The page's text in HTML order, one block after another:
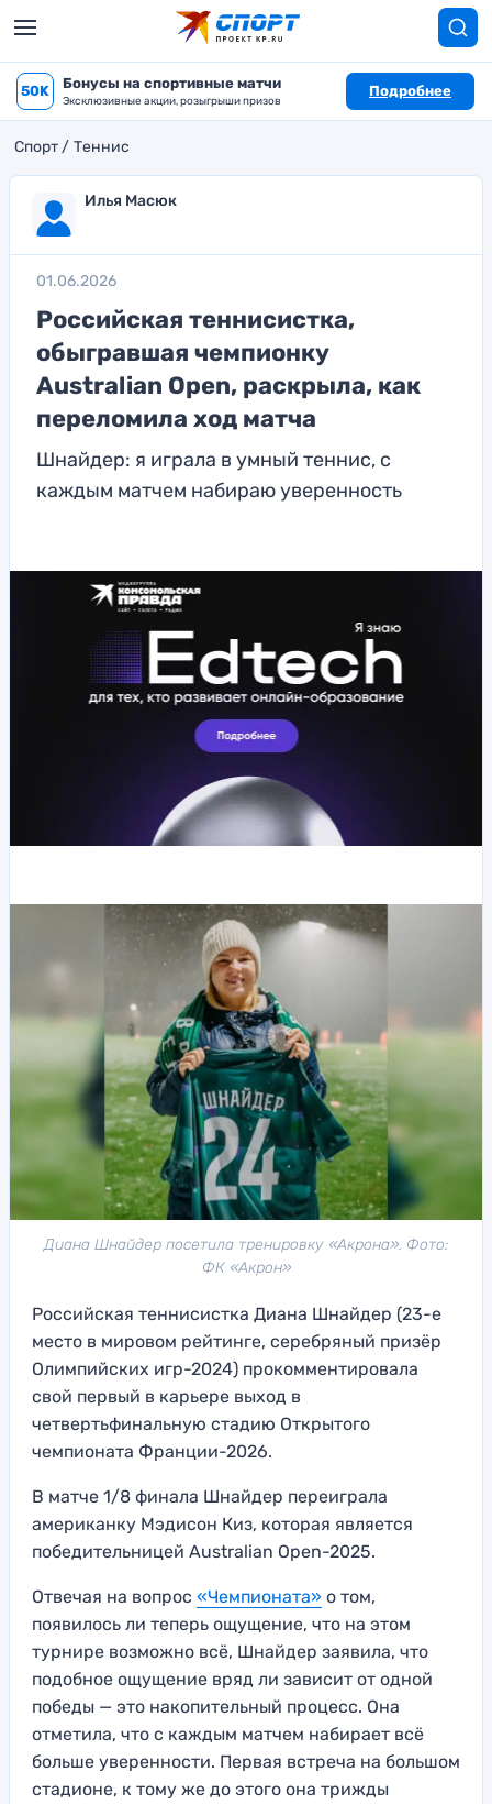
50K Бонусы на спортивные матчи
Эксклюзивные акции, розыгрыши призов
Подробнее
Спорт Теннис
Илья Масюк
01.06.2026
Российская теннисистка,
обыгравшая чемпионку
Australian Open, раскрыла, как
переломила ход матча
Шнайдер: я играла в умный теннис, с
каждым матчем набираю уверенность
Диана Шнайдер посетила тренировку «Акрона». Фото:
ФК «Акрон»
Российская теннисистка Диана Шнайдер (23-е
место в мировом рейтинге, серебряный призёр
Олимпийских игр-2024) прокомментировала
свой первый в карьере выход в
четвертьфинальную стадию Открытого
чемпионата Франции-2026.
В матче 1/8 финала Шнайдер переиграла
американку Мэдисон Киз, которая является
победительницей Australian Open-2025.
Отвечая на вопрос «Чемпионата» о том,
появилось ли теперь ощущение, что на этом
турнире возможно всё, Шнайдер заявила, что
подобное ощущение вряд ли зависит от одной
победы — это накопительный процесс. Она
отметила, что с каждым матчем набирает всё
больше уверенности. Первая встреча на большом
стадионе, к тому же до этого она трижды